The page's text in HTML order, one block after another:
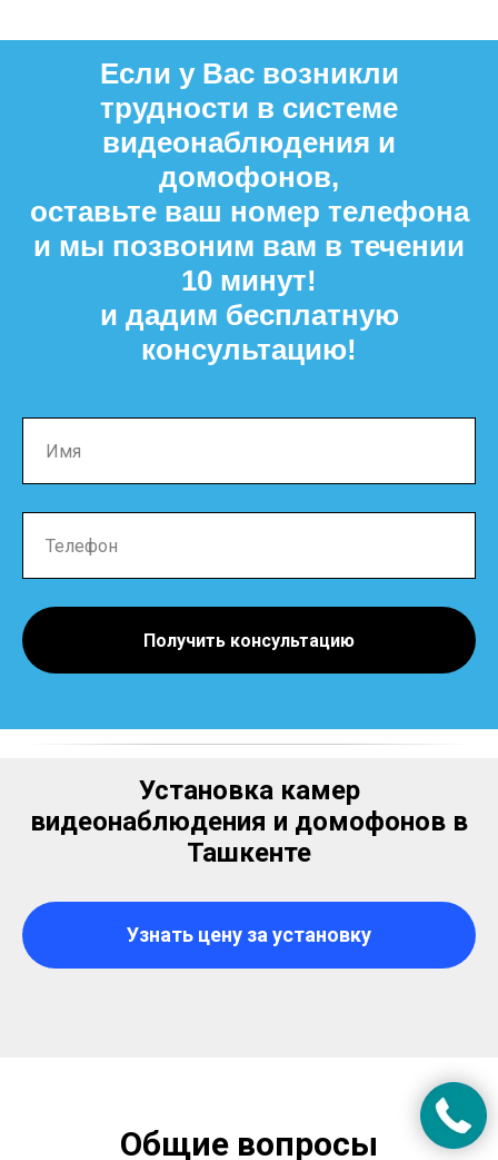
Если у Вас возникли
трудности в системе
видеонаблюдения и
домофонов,
оставьте ваш номер телефона
и мы позвоним вам в течении
10 минут!
и дадим бесплатную
консультацию!
Получить консультацию
Установка камер
видеонаблюдения и домофонов в
Ташкенте
Узнать цену за установку
Общие вопросы